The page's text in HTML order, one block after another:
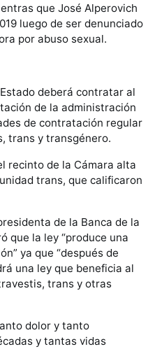
que José Alperovich
luego de ser denunciado
por abuso sexual.
deberá contratar al
de la administración
de contratación regular
trans y transgénero.
recinto de la Cámara alta
trans, que calificaron
de la Banca de la
que la ley “produce una
ya que “después de
una ley que beneficia al
trans y otras
dolor y tanto
y tantas vidas